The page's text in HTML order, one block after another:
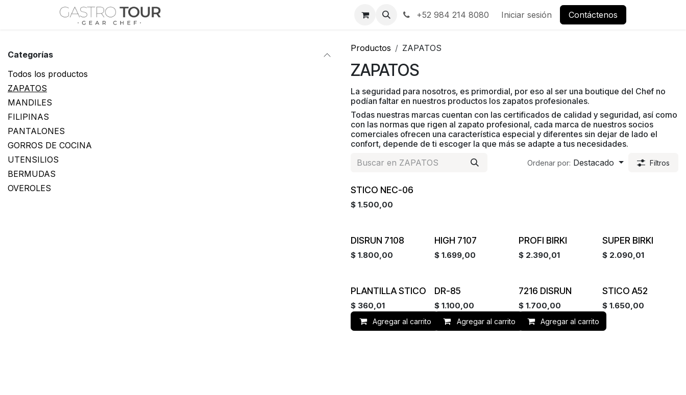
Academia +52 984 214 8080 Iniciar sesión Contáctenos
Categorías
Todos los productos
ZAPATOS
MANDILES
FILIPINAS
PANTALONES
GORROS DE COCINA
UTENSILIOS
BERMUDAS
OVEROLES
Productos ZAPATOS
ZAPATOS
La seguridad para nosotros, es primordial, por eso al ser una boutique del Chef no
podían faltar en nuestros productos los zapatos profesionales.
Todas nuestras marcas cuentan con las certificados de calidad y seguridad, así como
con las normas que rigen al zapato profesional, cada marca de nuestros socios
comerciales ofrecen una característica especial y diferentes sin dejar de lado el
confort, depende de ti escoger la que más se adapte a tus necesidades.
Ordenar por: Destacado Filtros
Nec06
STICO NEC-06
$ 1.500,00
¡Nuevo!
DISRUN 7108
$ 1.800,00
HIGH 7107
$1.699,00 Agotado
PROFI BIRKI
$ 2.390,01 Agotado
SUPER BIRKI
$ 2.090,01
PLANTILLA STICO
$ 360,01
Agregar al carrito
DR-85
$1.100,00
Agregar al carrito
7216 DISRUN
$ 1.700,00
Agregar al carrito
¡Nuevo!
STICO A52
$1.650,00